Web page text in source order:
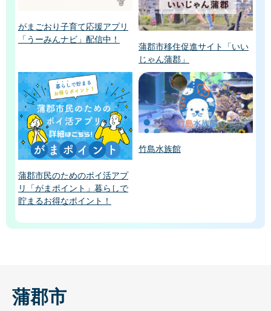
がまごおり子育て応援アプリ
「うーみんナビ」配信中！
蒲郡市移住促進サイト「いい
じゃん蒲郡」
蒲郡市民のためのポイ活アプ
リ「がまポイント」暮らしで
貯まるお得なポイント！
竹島水族館
蒲郡市